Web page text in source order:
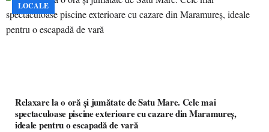
LOCALE
Relaxare la o oră și jumătate de Satu Mare. Cele mai
spectaculoase piscine exterioare cu cazare din Maramureș,
ideale pentru o escapadă de vară